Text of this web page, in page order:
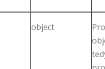
object